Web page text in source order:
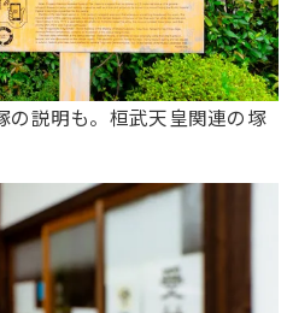
の説明も。桓武天皇関連の塚